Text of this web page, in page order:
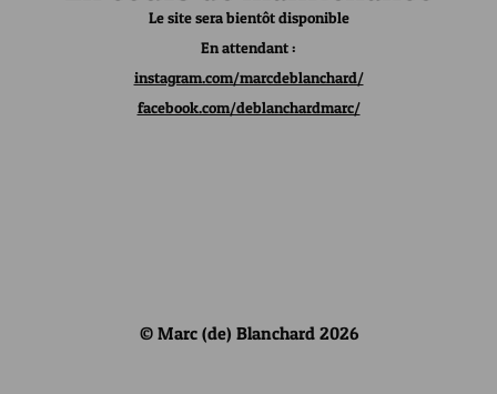
Le site sera bientôt disponible
En attendant :
instagram.com/marcdeblanchard/
facebook.com/deblanchardmarc/
© Marc (de) Blanchard 2026